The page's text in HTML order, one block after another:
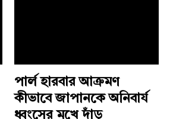
পার্ল হারবার আক্রমণ
কীভাবে জাপানকে অনিবার্য
ধ্বংসের মুখে দাঁড়